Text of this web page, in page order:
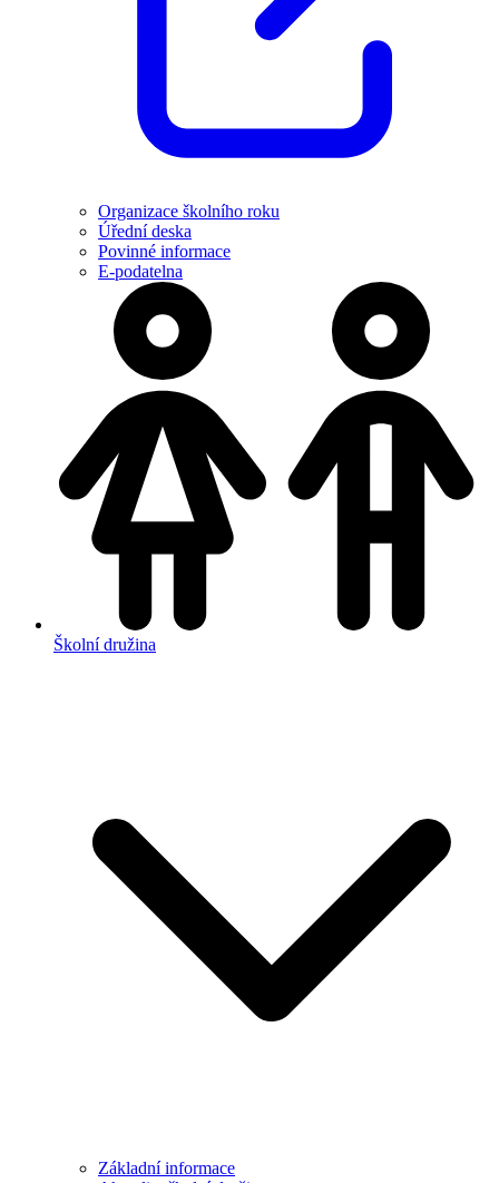
Organizace školního roku
Úřední deska
Povinné informace
E-podatelna
Školní družina
Základní informace